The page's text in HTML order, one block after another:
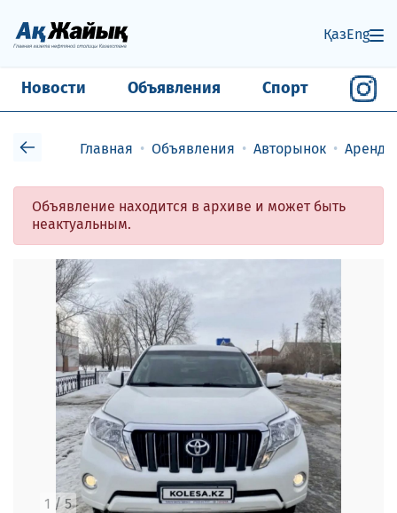
ҚазEng
Новости Объявления Спорт
Главная Объявления Авторынок Аренда
Объявление находится в архиве и может быть
неактуальным.
1 /5